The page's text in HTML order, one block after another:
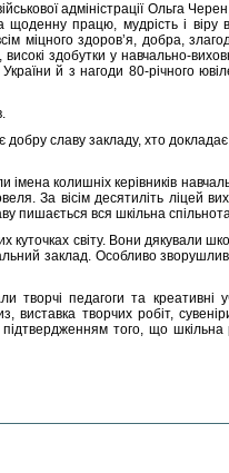
адміністрації Ольга
щоденну працю, мудрість і віру
міцного здоров’я, добра,
здобутки у навчально-
України й з нагоди 80-річного
славу закладу, хто
імена колишніх керівників
За вісім десятиліть ліцей
пишається вся шкільна
куточках світу. Вони дякували
заклад. Особливо
творчі педагоги та креативні
виставка творчих робіт,
підтвердженням того, що